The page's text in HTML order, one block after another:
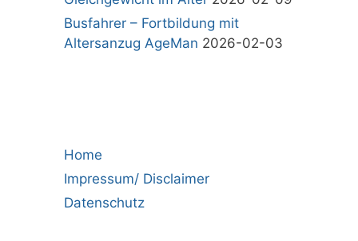
Busfahrer – Fortbildung mit
Altersanzug AgeMan 2026-02-03
Home
Impressum/ Disclaimer
Datenschutz